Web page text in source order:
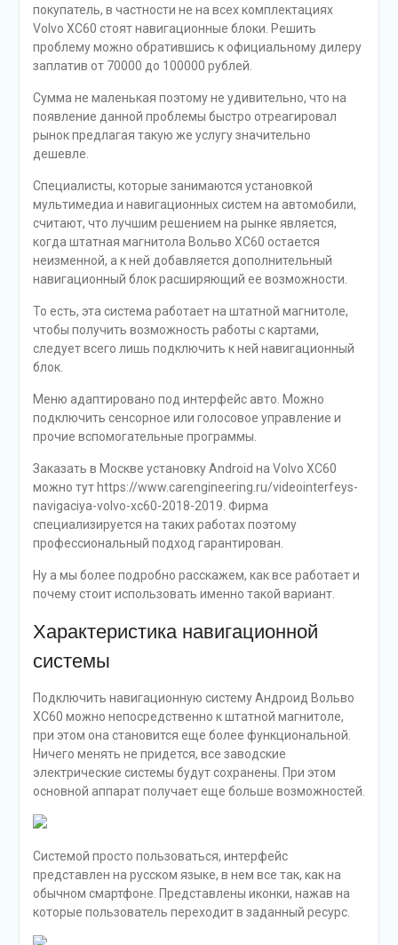
покупатель, в частности не на всех комплектациях
Volvo XC60 стоят навигационные блоки. Решить
проблему можно обратившись к официальному дилеру
заплатив от 70000 до 100000 рублей.
Сумма не маленькая поэтому не удивительно, что на
появление данной проблемы быстро отреагировал
рынок предлагая такую же услугу значительно
дешевле.
Специалисты, которые занимаются установкой
мультимедиа и навигационных систем на автомобили,
считают, что лучшим решением на рынке является,
когда штатная магнитола Вольво ХС60 остается
неизменной, а к ней добавляется дополнительный
навигационный блок расширяющий ее возможности.
То есть, эта система работает на штатной магнитоле,
чтобы получить возможность работы с картами,
следует всего лишь подключить к ней навигационный
блок.
Меню адаптировано под интерфейс авто. Можно
подключить сенсорное или голосовое управление и
прочие вспомогательные программы.
Заказать в Москве установку Android на Volvo XC60
можно тут https://www.carengineering.ru/videointerfeys-
navigaciya-volvo-xc60-2018-2019. Фирма
специализируется на таких работах поэтому
профессиональный подход гарантирован.
Ну а мы более подробно расскажем, как все работает и
почему стоит использовать именно такой вариант.
Характеристика навигационной
системы
Подключить навигационную систему Андроид Вольво
XC60 можно непосредственно к штатной магнитоле,
при этом она становится еще более функциональной.
Ничего менять не придется, все заводские
электрические системы будут сохранены. При этом
основной аппарат получает еще больше возможностей.
Системой просто пользоваться, интерфейс
представлен на русском языке, в нем все так, как на
обычном смартфоне. Представлены иконки, нажав на
которые пользователь переходит в заданный ресурс.